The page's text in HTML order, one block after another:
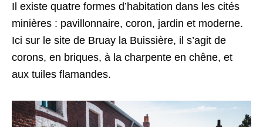
Il existe quatre formes d’habitation dans les cités
minières : pavillonnaire, coron, jardin et moderne.
Ici sur le site de Bruay la Buissière, il s’agit de
corons, en briques, à la charpente en chêne, et
aux tuiles flamandes.